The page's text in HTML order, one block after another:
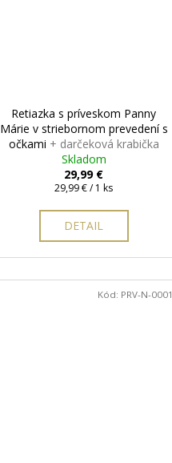
Retiazka s príveskom Panny
Márie v striebornom prevedení s
očkami + darčeková krabička
zadarmo
Skladom
29,99 €
Jednotková
29,99 € / 1 ks
DETAIL
Kód: PRV-N-0001